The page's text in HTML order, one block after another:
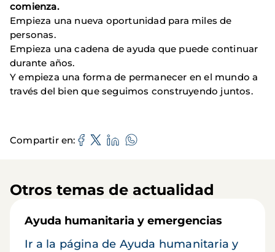
comienza.
Empieza una nueva oportunidad para miles de
personas.
Empieza una cadena de ayuda que puede continuar
durante años.
Y empieza una forma de permanecer en el mundo a
través del bien que seguimos construyendo juntos.
Compartir en
Otros temas de actualidad
Ayuda humanitaria y emergencias
Ir a la página de Ayuda humanitaria y